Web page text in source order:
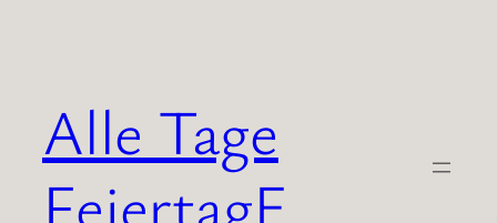
Alle Tage
FeiertagE